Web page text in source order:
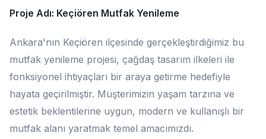
Proje Adı: Keçiören Mutfak Yenileme
Ankara'nın Keçiören ilçesinde gerçekleştirdiğimiz bu
mutfak yenileme projesi, çağdaş tasarım ilkeleri ile
fonksiyonel ihtiyaçları bir araya getirme hedefiyle
hayata geçirilmiştir. Müşterimizin yaşam tarzına ve
estetik beklentilerine uygun, modern ve kullanışlı bir
mutfak alanı yaratmak temel amacımızdı.